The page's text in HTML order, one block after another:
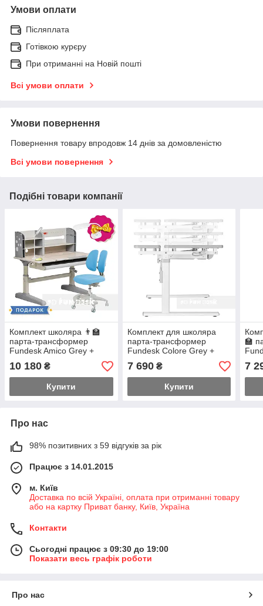
Умови оплати
Післяплата
Готівкою курєру
При отриманні на Новій пошті
Всі умови оплати
Умови повернення
Повернення товару впродовж 14 днів за домовленістю
Всі умови повернення
Подібні товари компанії
Комплект школяра 👨🏫
парта-трансформер
Fundesk Amico Grey +
крісло для дому FunDesk
Primo Blue
10 180 ₴
Купити
Комплект для школяра
парта-трансформер
Fundesk Colore Grey +
ергономічне крісло
Fundesk Buono Pink
7 690₴
Купити
🏫
7
Про нас
98% позитивних з 59 відгуків за рік
Працює з 14.01.2015
м. Київ
Доставка по всій Україні, оплата при отриманні товару
або на картку Приват банку, Київ, Україна
Контакти
Сьогодні працює з 09:30 до 19:00
Показати весь графік роботи
Про нас